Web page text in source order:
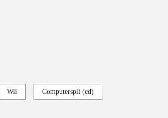
Wii Computerspil (cd)